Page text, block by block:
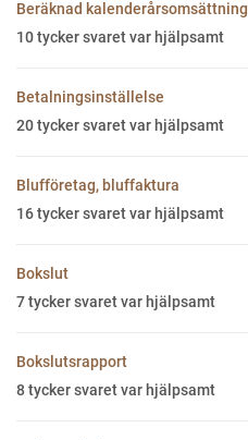
Beräknad kalenderårsomsättning
10tycker svaret var hjälpsamt
Betalningsinställelse
20tycker svaret var hjälpsamt
Blufföretag, bluffaktura
16tycker svaret var hjälpsamt
Bokslut
7tycker svaret var hjälpsamt
Bokslutsrapport
8tycker svaret var hjälpsamt